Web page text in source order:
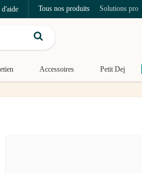
Tous nos produits Solutions pro
Accessoires Petit Dej